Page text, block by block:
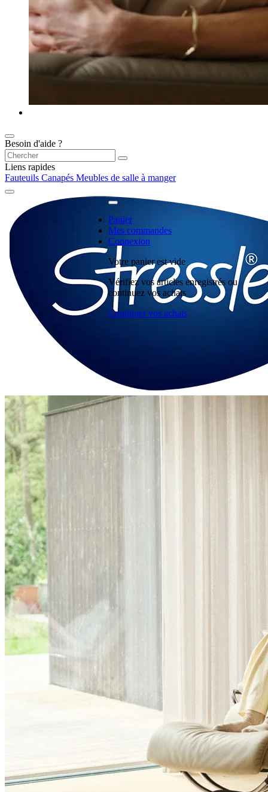
Besoin d'aide ?
Liens rapides
Fauteuils Canapés Meubles de salle à manger
Panier
Mes commandes
Connexion
Votre panier est vide
Vérifiez vos articles enregistrés ou
continuez vos achats
Continuer vos achats